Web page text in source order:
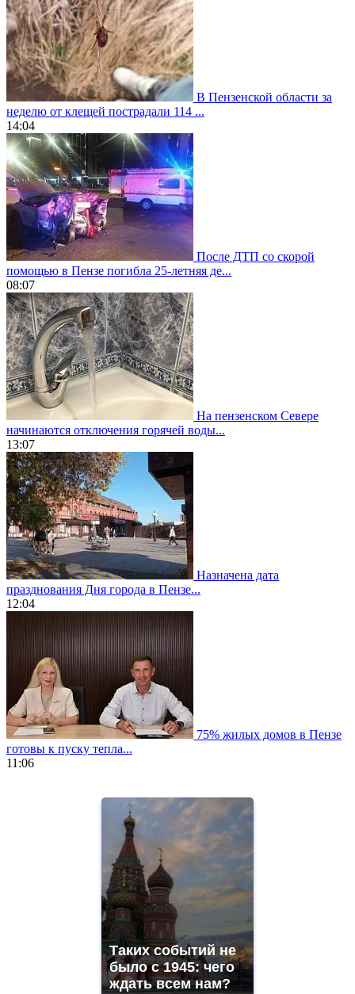
В Пензенской области за
неделю от клещей пострадали 114 ...
14:04
После ДТП со скорой
помощью в Пензе погибла 25-летняя де...
08:07
На пензенском Севере
начинаются отключения горячей воды...
13:07
Назначена дата
празднования Дня города в Пензе...
12:04
75% жилых домов в Пензе
готовы к пуску тепла...
11:06
https://gradewatches.to/
Таких событий не
было с 1945: чего
ждать всем нам?